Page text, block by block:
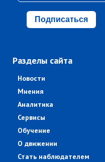
Подписаться
Разделы сайта
Новости
Мнения
Аналитика
Сервисы
Обучение
О движении
Стать наблюдателем